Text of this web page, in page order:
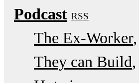
Podcast RSS
The Ex-Worker
They can Build